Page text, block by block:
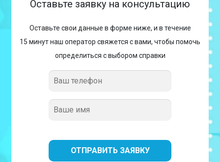
Оставьте заявку на консультацию
Оставьте свои данные в форме ниже, и в течение
15 минут наш оператор свяжется с вами, чтобы помочь
определиться с выбором справки